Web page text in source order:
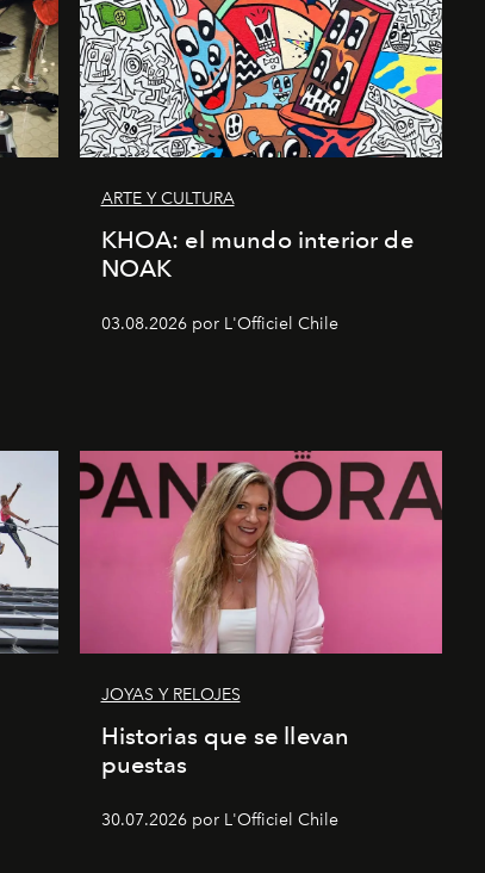
ARTE Y CULTURA
KHOA: el mundo interior de
NOAK
03.08.2026 por L'Officiel Chile
JOYAS Y RELOJES
Historias que se llevan
puestas
30.07.2026 por L'Officiel Chile